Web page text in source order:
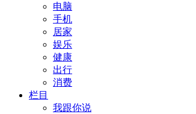
电脑
手机
居家
娱乐
健康
出行
消费
栏目
我跟你说